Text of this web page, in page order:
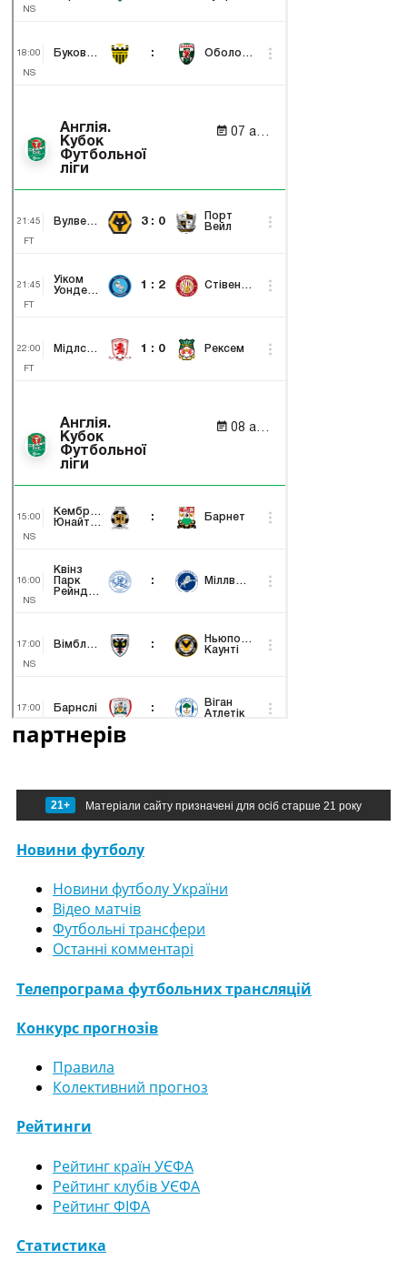
партнерів
21+ Матеріали сайту призначені для осіб старше 21 року
Новини футболу
Новини футболу України
Відео матчів
Футбольні трансфери
Останні комментарі
Телепрограма футбольних трансляцій
Конкурс прогнозів
Правила
Колективний прогноз
Рейтинги
Рейтинг країн УЄФА
Рейтинг клубів УЄФА
Рейтинг ФІФА
Статистика